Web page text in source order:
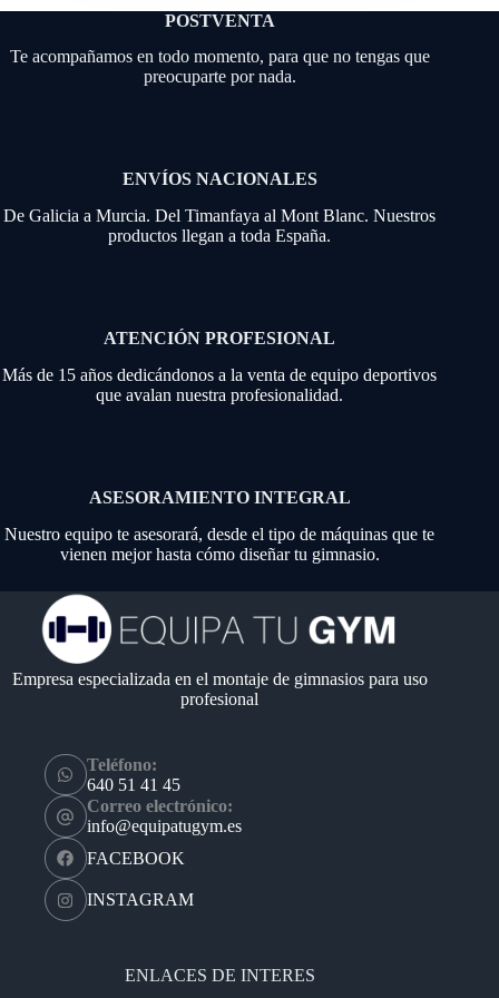
POSTVENTA
Te acompañamos en todo momento, para que no tengas que
preocuparte por nada.
ENVÍOS NACIONALES
De Galicia a Murcia. Del Timanfaya al Mont Blanc. Nuestros
productos llegan a toda España.
ATENCIÓN PROFESIONAL
Más de 15 años dedicándonos a la venta de equipo deportivos
que avalan nuestra profesionalidad.
ASESORAMIENTO INTEGRAL
Nuestro equipo te asesorará, desde el tipo de máquinas que te
vienen mejor hasta cómo diseñar tu gimnasio.
Empresa especializada en el montaje de gimnasios para uso
profesional
Teléfono:
640 51 41 45
Correo electrónico:
info@equipatugym.es
FACEBOOK
INSTAGRAM
ENLACES DE INTERES